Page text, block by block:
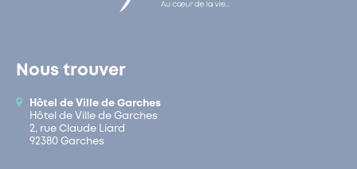
Nous trouver
Hôtel de Ville de Garches
Hôtel de Ville de Garches
2, rue Claude Liard
92380 Garches